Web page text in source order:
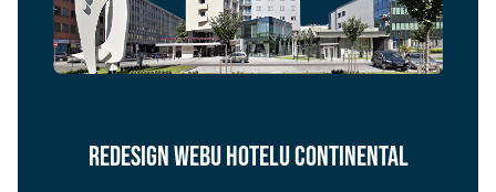
REDESIGN WEBU HOTELU CONTINENTAL